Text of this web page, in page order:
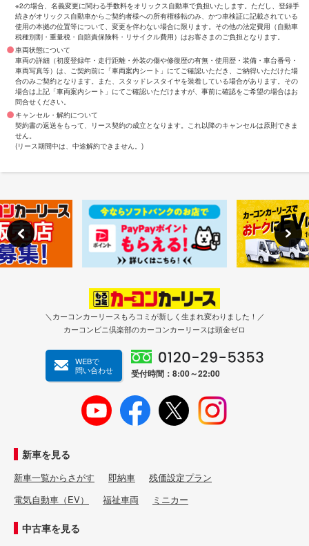
※2の場合、名義変更に関わる手数料をオリックス自動車で負担いたします。ただし、登録手
続きがオリックス自動車からご契約者様への所有権移転のみ、かつ車検証に記載されている
使用の本拠の位置等について、変更を伴わない場合に限ります。その他の法定費用（自動車
税種別割・重量税・自賠責保険料・リサイクル費用）はお客さまのご負担となります。
車両状態について
車両の詳細（初度登録年・走行距離・外装の傷や修復歴の有無・使用歴・装備・車台番号・
車両写真等）は、ご契約前に「車両案内シート」にてご確認いただき、ご納得いただけた場
合のみご契約となります。また、スタッドレスタイヤを装着している場合があります。その
場合は上記「車両案内シート」にてご確認いただけますが、事前に確認をご希望の場合はお
問合せください。
キャンセル・解約について
契約書の返送をもって、リース契約の成立となります。これ以降のキャンセルは原則できま
せん。
(リース期間中は、中途解約できません。)
＼カーコンカーリースもろコミが新しく生まれ変わりました！／
カーコンビニ倶楽部のカーコンカーリースは頭金ゼロ
WEBで
問い合わせ
受付時間：8:00～22:00
新車を見る
新車一覧からさがす 即納車
残価設定プラン
電気自動車（EV）
福祉車両 ミニカー
中古車を見る